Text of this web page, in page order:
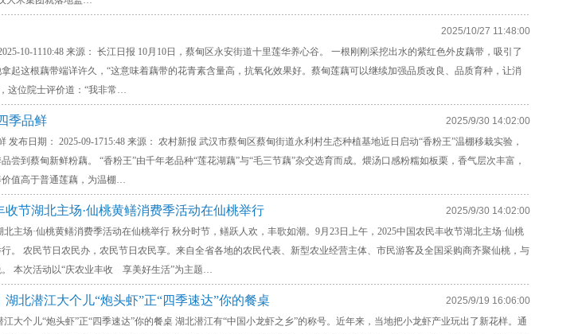
2025/10/27 11:48:00
10-1110:48 来源： 长江日报 10月10日，蔡甸区永安街道十里莲华养心谷。 一根刚刚采挖出水的紫红色外皮藕带，吸引了
起这根藕带端详许久，“这意味着藕带的花青素含量高，抗氧化效果好。蔡甸莲藕可以继续加强品质改良、品质育种，让消
这位院士评价道：“我非常…
季品鲜
2025/9/30 14:02:00
日期： 2025-09-1715:48 来源： 农村新报 武汉市蔡甸区蔡甸街道永利村生态种植基地近日启动“香粉王”温棚移栽实验，
尝到蔡甸新鲜粉藕。 “香粉王”由千年老品种“莲花湖藕”与“毛三节藕”杂交选育而成。煨汤口感粉糯如板栗，香气层次丰富，
值高于普通莲藕，为温棚…
收节湖北主场·仙桃黄鳝消费季活动在仙桃举行
2025/9/30 14:02:00
场·仙桃黄鳝消费季活动在仙桃举行 秋分时节，鳝跃人欢，丰歌如潮。9月23日上午，2025中国农民丰收节湖北主场·仙桃
。 农民节日农民办，农民节日农民享。来自全省各地的农民代表、新型农业经营主体、市民游客及全国采购商齐聚仙桃，与
本次活动以“庆农业丰收 享美好生活”为主题…
北潜江大个儿“炮头虾”正“四季速达”你的餐桌
2025/9/19 16:06:00
个儿“炮头虾”正“四季速达”你的餐桌 湖北潜江有“中国小龙虾之乡”的称号。近年来，当地把小龙虾产业玩出了新花样。通